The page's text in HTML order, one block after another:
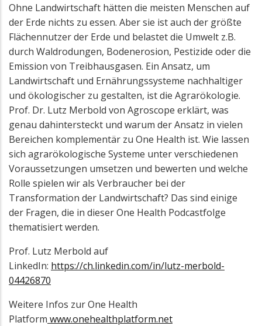
Ohne Landwirtschaft hätten die meisten Menschen auf
der Erde nichts zu essen. Aber sie ist auch der größte
Flächennutzer der Erde und belastet die Umwelt z.B.
durch Waldrodungen, Bodenerosion, Pestizide oder die
Emission von Treibhausgasen. Ein Ansatz, um
Landwirtschaft und Ernährungssysteme nachhaltiger
und ökologischer zu gestalten, ist die Agrarökologie.
Prof. Dr. Lutz Merbold von Agroscope erklärt, was
genau dahintersteckt und warum der Ansatz in vielen
Bereichen komplementär zu One Health ist. Wie lassen
sich agrarökologische Systeme unter verschiedenen
Voraussetzungen umsetzen und bewerten und welche
Rolle spielen wir als Verbraucher bei der
Transformation der Landwirtschaft? Das sind einige
der Fragen, die in dieser One Health Podcastfolge
thematisiert werden.
Prof. Lutz Merbold auf
LinkedIn: https://ch.linkedin.com/in/lutz-merbold-
04426870
Weitere Infos zur One Health
Platform www.onehealthplatform.net